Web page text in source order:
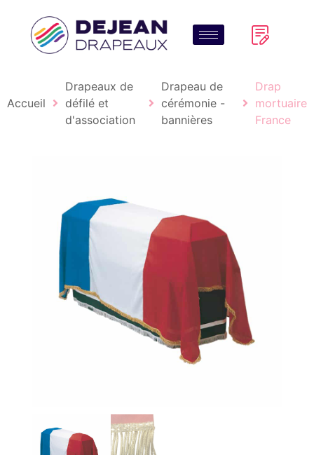
Accueil
Drapeaux de
défilé et
d'association
Drapeau de
cérémonie -
bannières
Drap
mortuaire
France